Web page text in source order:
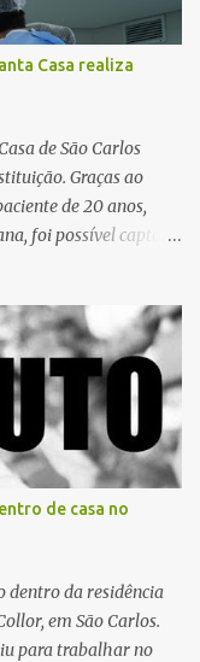
em um cenário
limitados, a
investir mais,
o maior benefício
respaldo tanto na
Casa realiza
de São Carlos
Graças ao
de 20 anos,
foi possível captar o
de preservação, a
chegou a São Carlos
(FAB), garantindo
Após a
por meio da
do coração até o
com o órgão para
Doação de Órgãos
Ca...
de casa no
dentro da residência
em São Carlos.
para trabalhar no